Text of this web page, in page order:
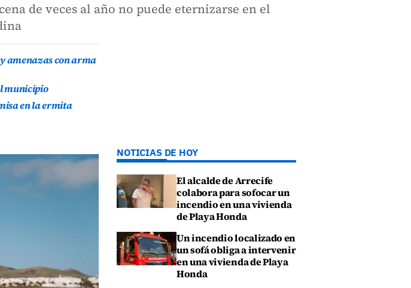
de veces al año no puede eternizarse en el
amenazas con arma
municipio
en la ermita
NOTICIAS DE HOY
El alcalde de Arrecife
colabora para sofocar un
incendio en una vivienda
de Playa Honda
Un incendio localizado en
un sofá obliga a intervenir
en una vivienda de Playa
Honda